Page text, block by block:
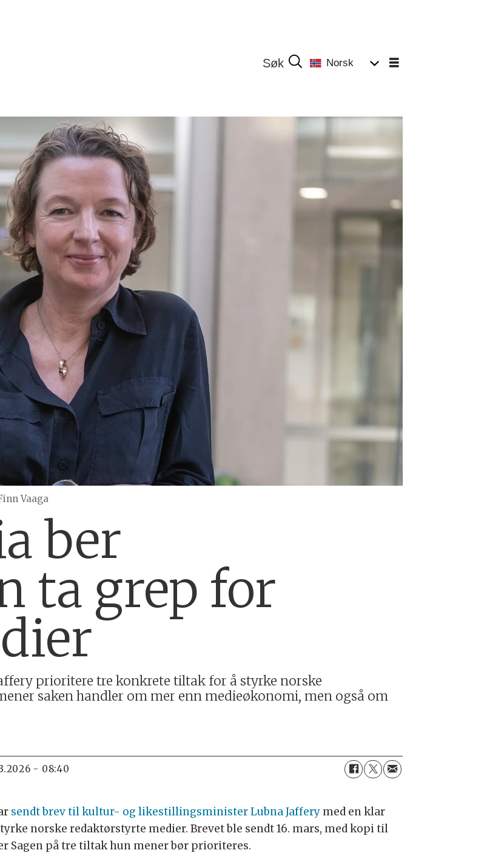
Norsk
Vaaga
ber
ta grep for
prioritere tre konkrete tiltak for å styrke norske
saken handler om mer enn medieøkonomi, men også om
- 08:40
sendt brev til kultur- og likestillingsminister Lubna Jaffery med en klar
norske redaktørstyrte medier. Brevet ble sendt 16. mars, med kopi til
på tre tiltak hun mener bør prioriteres.